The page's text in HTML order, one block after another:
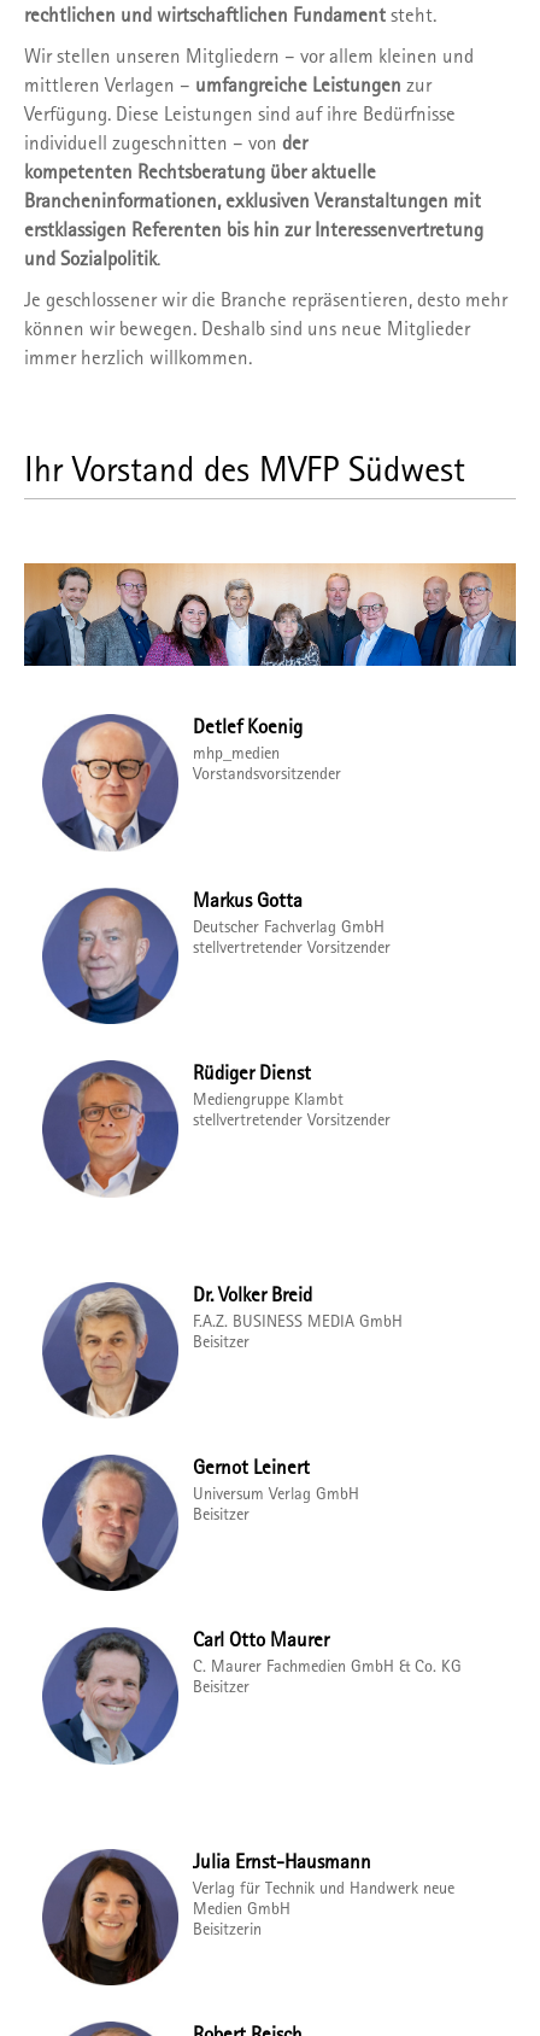
rechtlichen und wirtschaftlichen Fundament steht.
Wir stellen unseren Mitgliedern – vor allem kleinen und
mittleren Verlagen – umfangreiche Leistungen zur
Verfügung. Diese Leistungen sind auf ihre Bedürfnisse
individuell zugeschnitten – von der
kompetenten Rechtsberatung über aktuelle
Brancheninformationen, exklusiven Veranstaltungen mit
erstklassigen Referenten bis hin zur Interessenvertretung
und Sozialpolitik.
Je geschlossener wir die Branche repräsentieren, desto mehr
können wir bewegen. Deshalb sind uns neue Mitglieder
immer herzlich willkommen.
Ihr Vorstand des MVFP Südwest
Detlef Koenig
mhp_medien
Vorstandsvorsitzender
Markus Gotta
Deutscher Fachverlag GmbH
stellvertretender Vorsitzender
Rüdiger Dienst
Mediengruppe Klambt
stellvertretender Vorsitzender
Dr. Volker Breid
F.A.Z. BUSINESS MEDIA GmbH
Beisitzer
Gernot Leinert
Universum Verlag GmbH
Beisitzer
Carl Otto Maurer
C. Maurer Fachmedien GmbH & Co. KG
Beisitzer
Julia Ernst-Hausmann
Verlag für Technik und Handwerk neue
Medien GmbH
Beisitzerin